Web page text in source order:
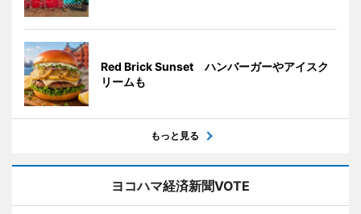
Red Brick Sunset ハンバーガーやアイスク
リームも
もっと見る
ヨコハマ経済新聞VOTE